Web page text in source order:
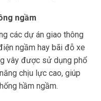
ngầm
các dự án giao thông
ngầm hay bãi đỗ xe
vây được sử dụng phổ
chịu lực cao, giúp
hầm ngầm.